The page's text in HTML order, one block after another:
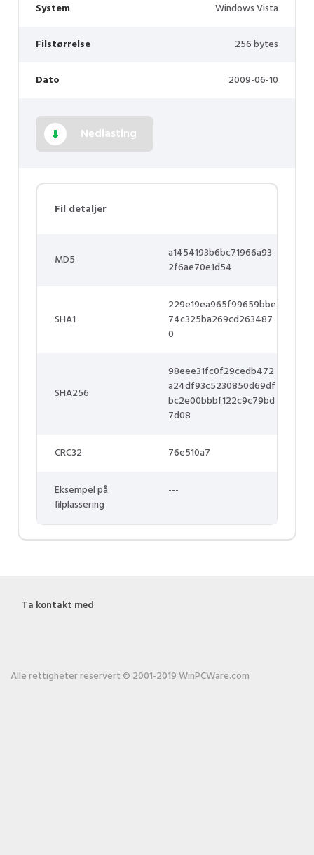
System Windows Vista
Filstørrelse 256 bytes
Dato 2009-06-10
Nedlasting
Fil detaljer
MD5
a1454193b6bc71966a93
2f6ae70e1d54
SHA1
229e19ea965f99659bbe
74c325ba269cd263487
0
SHA256
98eee31fc0f29cedb472
a24df93c5230850d69df
bc2e00bbbf122c9c79bd
7d08
CRC32 76e510a7
Eksempel på
filplassering
---
Ta kontakt med
Alle rettigheter reservert © 2001-2019 WinPCWare.com